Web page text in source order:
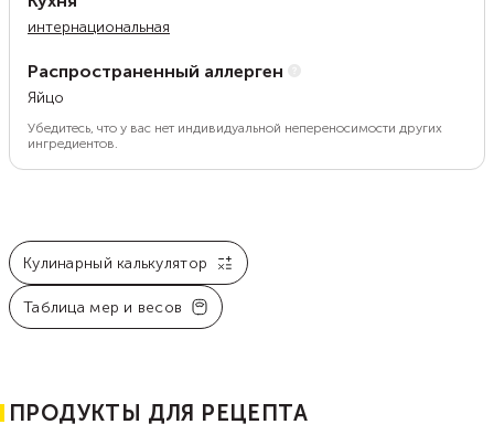
интернациональная
Распространенный аллерген
Яйцо
Убедитесь, что у вас нет индивидуальной непереносимости других
ингредиентов.
Кулинарный калькулятор
Таблица мер и весов
ПРОДУКТЫ ДЛЯ РЕЦЕПТА